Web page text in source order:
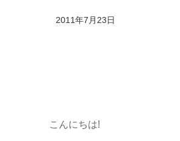
2011年7月23日
こんにちは!